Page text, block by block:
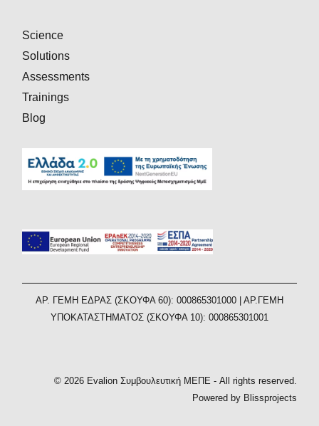
Science
Solutions
Assessments
Trainings
Blog
AΡ. ΓΕΜΗ ΕΔΡΑΣ (ΣΚΟΥΦΑ 60): 000865301000 | ΑΡ.ΓΕΜΗ
ΥΠΟΚΑΤΑΣΤΗΜΑΤΟΣ (ΣΚΟΥΦΑ 10): 000865301001
© 2026 Evalion Συμβουλευτική ΜΕΠΕ - All rights reserved.
Powered by Blissprojects